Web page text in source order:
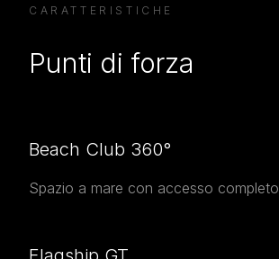
CARATTERISTICHE
Punti di forza
Beach Club 360°
Spazio a mare con accesso completo